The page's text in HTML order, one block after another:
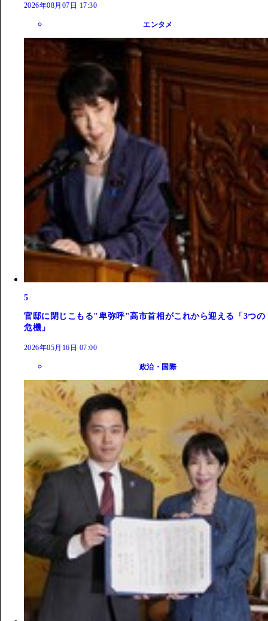
2026年08月07日 17:30
エンタメ
5
官邸に閉じこもる"卑弥呼"高市首相がこれから迎える「3つの
危機」
2026年05月16日 07:00
政治・国際